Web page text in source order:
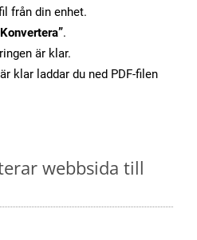
från din enhet.
.
är klar.
klar laddar du ned PDF-filen
webbsida till